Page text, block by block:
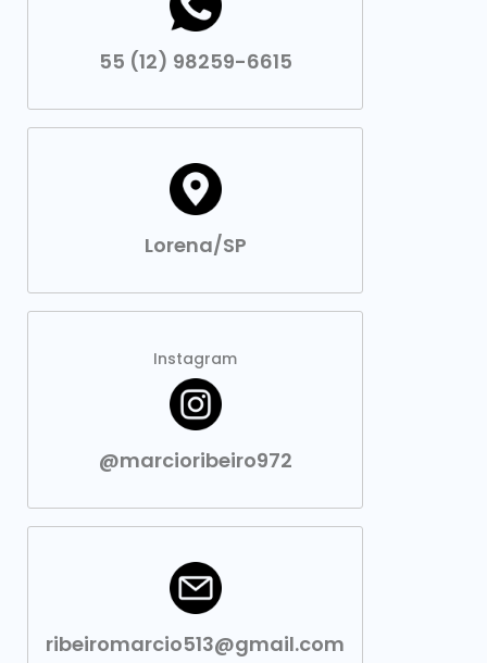
55 (12) 98259-6615
Lorena/SP
Instagram
@marcioribeiro972
ribeiromarcio513@gmail.com